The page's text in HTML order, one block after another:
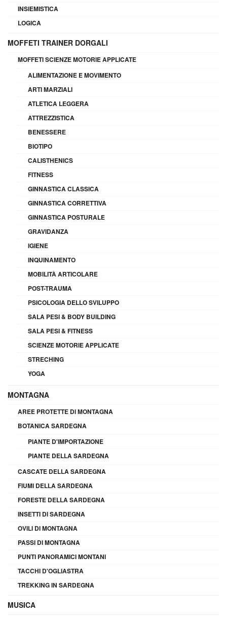
INSIEMISTICA
LOGICA
MOFFETI TRAINER DORGALI
MOFFETI SCIENZE MOTORIE APPLICATE
ALIMENTAZIONE E MOVIMENTO
ARTI MARZIALI
ATLETICA LEGGERA
ATTREZZISTICA
BENESSERE
BIOTIPO
CALISTHENICS
FITNESS
GINNASTICA CLASSICA
GINNASTICA CORRETTIVA
GINNASTICA POSTURALE
GRAVIDANZA
IGIENE
INQUINAMENTO
MOBILITÀ ARTICOLARE
POST-TRAUMA
PSICOLOGIA DELLO SVILUPPO
SALA PESI & BODY BUILDING
SALA PESI & FITNESS
SCIENZE MOTORIE APPLICATE
STRECHING
YOGA
MONTAGNA
AREE PROTETTE DI MONTAGNA
BOTANICA SARDEGNA
PIANTE D'IMPORTAZIONE
PIANTE DELLA SARDEGNA
CASCATE DELLA SARDEGNA
FIUMI DELLA SARDEGNA
FORESTE DELLA SARDEGNA
INSETTI DI SARDEGNA
OVILI DI MONTAGNA
PASSI DI MONTAGNA
PUNTI PANORAMICI MONTANI
TACCHI D'OGLIASTRA
TREKKING IN SARDEGNA
MUSICA